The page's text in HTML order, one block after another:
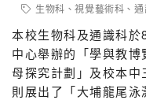
生物科 、視覺藝術科 、
本校生物科及通識科
中心舉辦的「學與教
母探究計劃」及校本
則展出了「大埔龍尾泳